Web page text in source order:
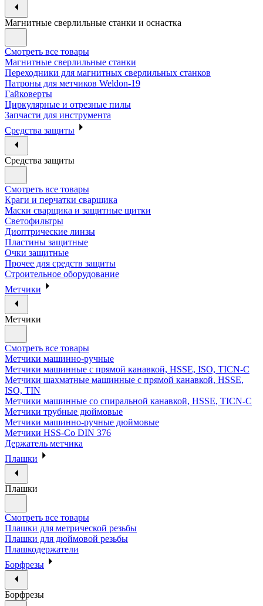
Магнитные сверлильные станки и оснастка
Смотреть все товары
Магнитные сверлильные станки
Переходники для магнитных сверлильных станков
Патроны для метчиков Weldon-19
Гайковерты
Циркулярные и отрезные пилы
Запчасти для инструмента
Средства защиты
Средства защиты
Смотреть все товары
Краги и перчатки сварщика
Маски сварщика и защитные щитки
Светофильтры
Диоптрические линзы
Пластины защитные
Очки защитные
Прочее для средств защиты
Строительное оборудование
Метчики
Метчики
Смотреть все товары
Метчики машинно-ручные
Метчики машинные с прямой канавкой, HSSE, ISO, TICN-C
Метчики шахматные машинные с прямой канавкой, HSSE,
ISO, TIN
Метчики машинные со спиральной канавкой, HSSE, TICN-C
Метчики трубные дюймовые
Метчики машинно-ручные дюймовые
Метчики HSS-Co DIN 376
Держатель метчика
Плашки
Плашки
Смотреть все товары
Плашки для метрической резьбы
Плашки для дюймовой резьбы
Плашкодержатели
Борфрезы
Борфрезы